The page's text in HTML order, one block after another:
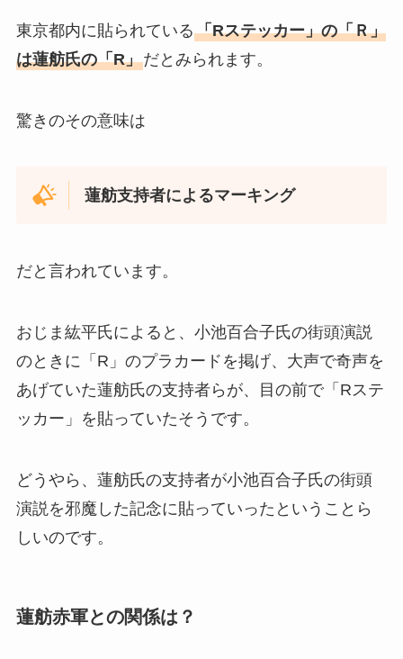
東京都内に貼られている「Rステッカー」の「Ｒ」
は蓮舫氏の「R」だとみられます。
驚きのその意味は
蓮舫支持者によるマーキング
だと言われています。
おじま紘平氏によると、小池百合子氏の街頭演説
のときに「R」のプラカードを掲げ、大声で奇声を
あげていた蓮舫氏の支持者らが、目の前で「Rステ
ッカー」を貼っていたそうです。
どうやら、蓮舫氏の支持者が小池百合子氏の街頭
演説を邪魔した記念に貼っていったということら
しいのです。
蓮舫赤軍との関係は？